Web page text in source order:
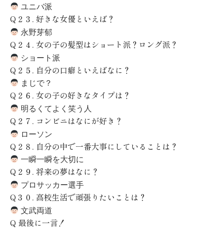
ユニバ派
Q ２３ . 好きな女優といえば？
永野芽郁
Q ２４ . 女の子の髪型はショート派？ロング派？
ショート派
Q ２５ . 自分の口癖といえばなに？
まじで？
Q ２６ . 女の子の好きなタイプは？
明るくてよく笑う人
Q ２７ . コンビニはなにが好き？
ローソン
Q ２８ . 自分の中で一番大事にしていることは？
一瞬一瞬を大切に
Q ２９ . 将来の夢はなに？
プロサッカー選手
Q ３０ . 高校生活で頑張りたいことは？
文武両道
Q 最後に一言！